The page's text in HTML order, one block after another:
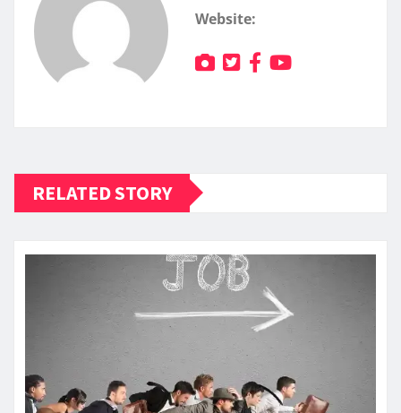
Website:
RELATED STORY